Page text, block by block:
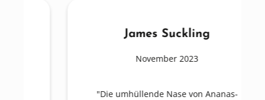
James Suckling
November 2023
"Die umhüllende Nase von Ananas-